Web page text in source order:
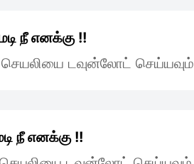
நீ எனக்கு !!
டவுன்லோட் செய்யவும்
நீ எனக்கு !!